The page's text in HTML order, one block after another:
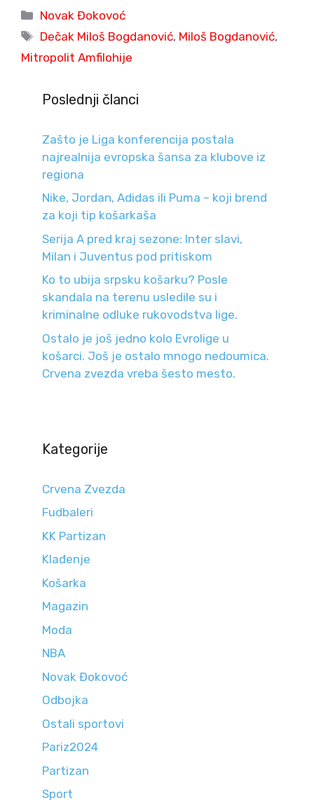
Categories
Novak Đokovoć
Tags
Dečak Miloš Bogdanović, Miloš Bogdanović,
Mitropolit Amfilohije
Poslednji članci
Zašto je Liga konferencija postala
najrealnija evropska šansa za klubove iz
regiona
Nike, Jordan, Adidas ili Puma – koji brend
za koji tip košarkaša
Serija A pred kraj sezone: Inter slavi,
Milan i Juventus pod pritiskom
Ko to ubija srpsku košarku? Posle
skandala na terenu usledile su i
kriminalne odluke rukovodstva lige.
Ostalo je još jedno kolo Evrolige u
košarci. Još je ostalo mnogo nedoumica.
Crvena zvezda vreba šesto mesto.
Kategorije
Crvena Zvezda
Fudbaleri
KK Partizan
Klađenje
Košarka
Magazin
Moda
NBA
Novak Đokovoć
Odbojka
Ostali sportovi
Pariz2024
Partizan
Sport